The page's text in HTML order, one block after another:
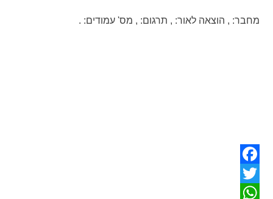
מחבר: , הוצאה לאור: , תרגום: , מס' עמודים: .
Facebook
Twitter